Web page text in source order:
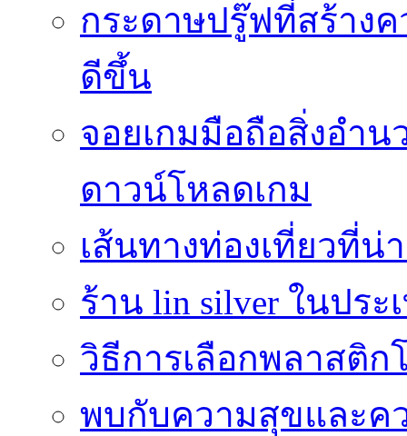
กระดาษปรู๊ฟที่สร้าง
ดีขึ้น
จอยเกมมือถือสิ่งอำ
ดาวน์โหลดเกม
เส้นทางท่องเที่ยวที่น่
ร้าน lin silver ในปร
วิธีการเลือกพลาสติก
พบกับความสุขและค